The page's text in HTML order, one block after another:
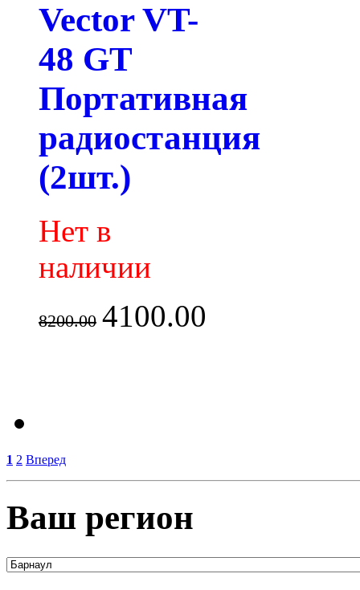
Vector VT-
48 GT
Портативная
радиостанция
(2шт.)
Нет в
наличии
8200.00 4100.00
1 2 Вперед
Ваш регион